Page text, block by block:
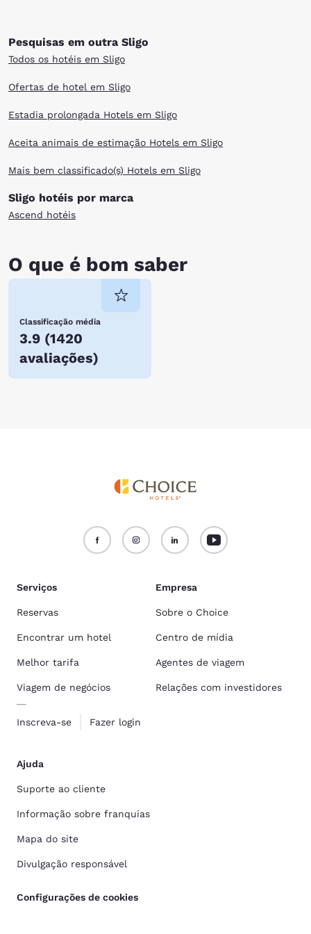
Pesquisas em outra Sligo
Todos os hotéis em Sligo
Ofertas de hotel em Sligo
Estadia prolongada Hotels em Sligo
Aceita animais de estimação Hotels em Sligo
Mais bem classificado(s) Hotels em Sligo
Sligo hotéis por marca
Ascend hotéis
O que é bom saber
Classificação média
3.9 (1420
avaliações)
Serviços
Reservas
Encontrar um hotel
Melhor tarifa
Viagem de negócios
Inscreva-se Fazer login
Empresa
Sobre o Choice
Centro de mídia
Agentes de viagem
Relações com investidores
Ajuda
Suporte ao cliente
Informação sobre franquias
Mapa do site
Divulgação responsável
Configurações de cookies